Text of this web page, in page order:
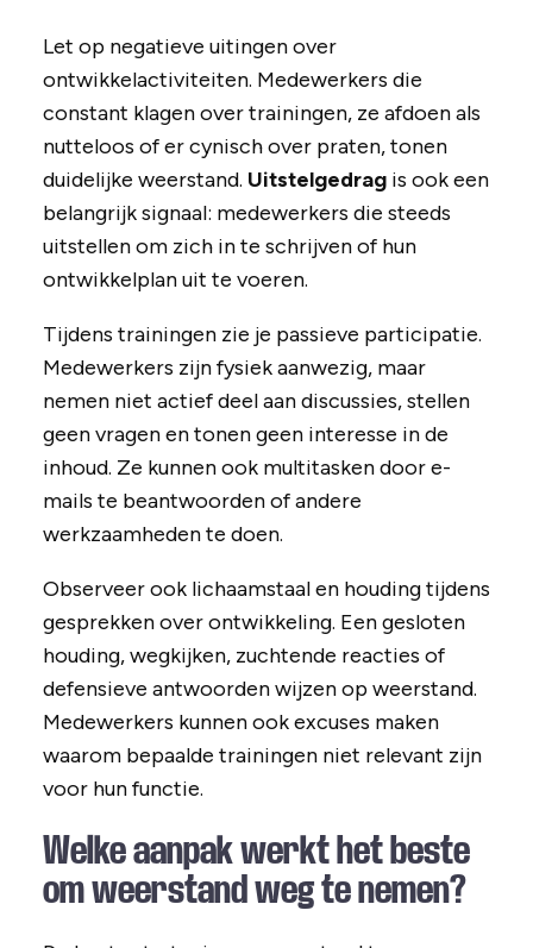
Let op negatieve uitingen over
ontwikkelactiviteiten. Medewerkers die
constant klagen over trainingen, ze afdoen als
nutteloos of er cynisch over praten, tonen
duidelijke weerstand. Uitstelgedragis ook een
belangrijk signaal: medewerkers die steeds
uitstellen om zich in te schrijven of hun
ontwikkelplan uit te voeren.
Tijdens trainingen zie je passieve participatie.
Medewerkers zijn fysiek aanwezig, maar
nemen niet actief deel aan discussies, stellen
geen vragen en tonen geen interesse in de
inhoud. Ze kunnen ook multitasken door e-
mails te beantwoorden of andere
werkzaamheden te doen.
Observeer ook lichaamstaal en houding tijdens
gesprekken over ontwikkeling. Een gesloten
houding, wegkijken, zuchtende reacties of
defensieve antwoorden wijzen op weerstand.
Medewerkers kunnen ook excuses maken
waarom bepaalde trainingen niet relevant zijn
voor hun functie.
Welke aanpak werkt het beste
om weerstand weg te nemen?